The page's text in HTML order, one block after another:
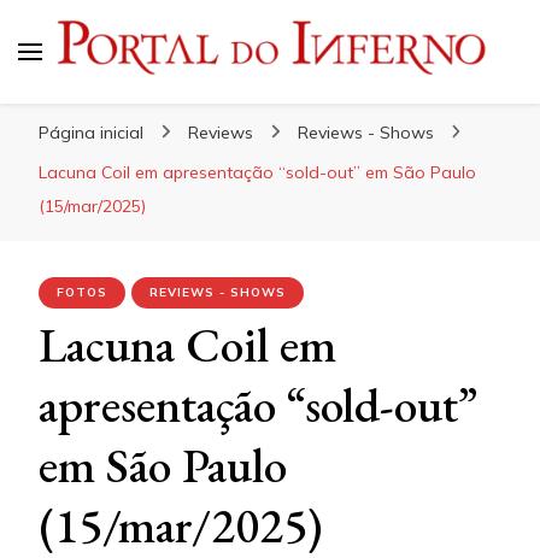
Página inicial Reviews
Reviews - Shows
Lacuna Coil em apresentação “sold-out” em São Paulo
(15/mar/2025)
FOTOS REVIEWS - SHOWS
Lacuna Coil em
apresentação “sold-out”
em São Paulo
(15/mar/2025)